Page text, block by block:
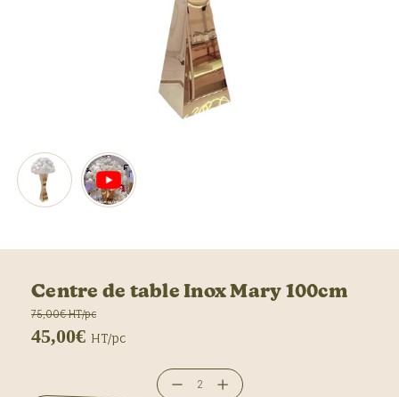
Centre de table Inox Mary 100cm
75,00€ HT/pc
45,00€ HT/pc
DiminuerAugmenter